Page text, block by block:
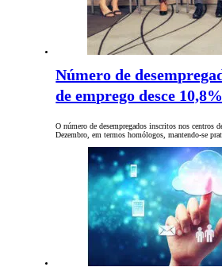
Número de
de emprego desce 10,8%
O número de desempregados inscritos nos centros
Dezembro, em termos homólogos, mantendo-se